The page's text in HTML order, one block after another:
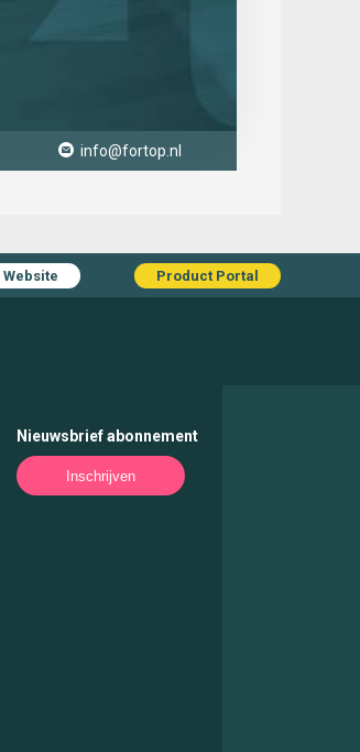
info@fortop.nl
Website Product Portal
Nieuwsbrief abonnement
Inschrijven